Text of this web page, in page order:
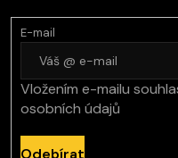
E-mail
Vložením e-mailu
osobních údajů
Odebírat